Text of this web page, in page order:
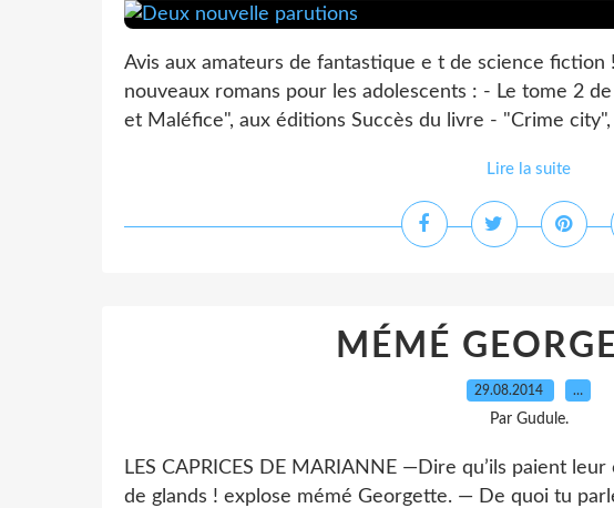
Avis aux amateurs de fantastique e t de science
nouveaux romans pour les adolescents : - Le tome 2
et Maléfice", aux éditions Succès du livre - "Crime
Lire la suite
MÉMÉ
29.08.2014 …
Par Gudule.
LES CAPRICES DE MARIANNE —Dire qu’ils paient
de glands ! explose mémé Georgette. — De quoi tu